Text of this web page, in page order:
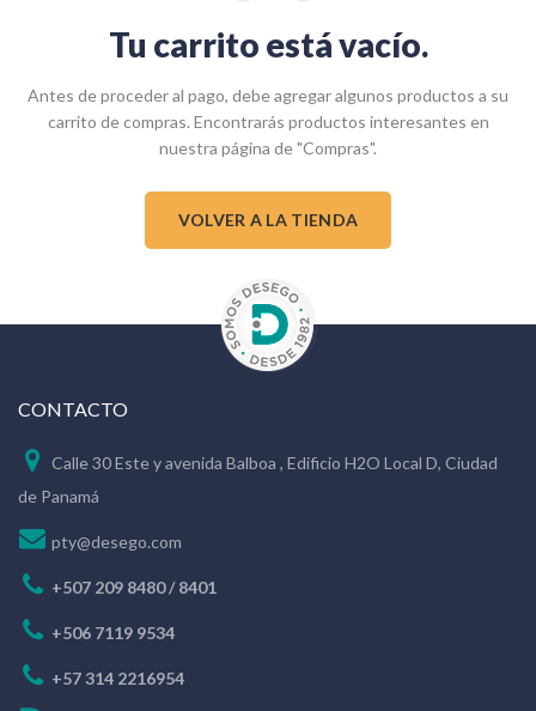
Tu carrito está vacío.
Antes de proceder al pago, debe agregar algunos productos a su
carrito de compras. Encontrarás productos interesantes en
nuestra página de "Compras".
VOLVER A LA TIENDA
CONTACTO
Calle 30 Este y avenida Balboa , Edificio H2O Local D, Ciudad
de Panamá
pty@desego.com
+507 209 8480 / 8401
+506 7119 9534
+57 314 2216954